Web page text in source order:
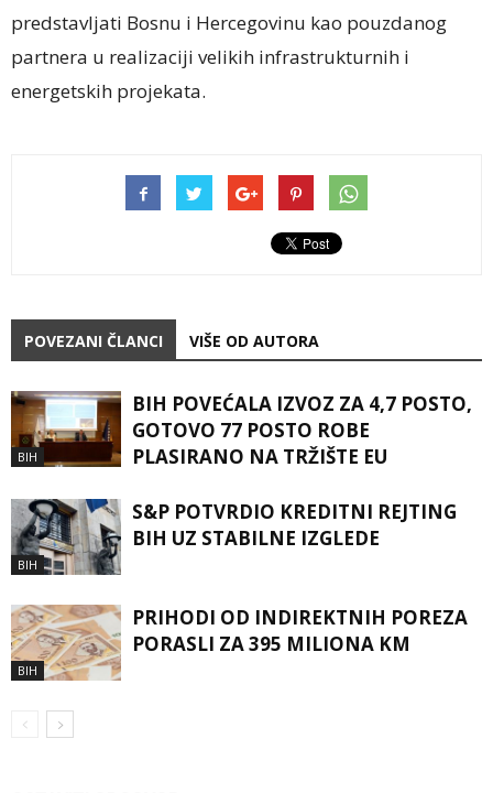
predstavljati Bosnu i Hercegovinu kao pouzdanog
partnera u realizaciji velikih infrastrukturnih i
energetskih projekata.
POVEZANI ČLANCI VIŠE OD AUTORA
BIH
BIH POVEĆALA IZVOZ ZA 4,7 POSTO,
GOTOVO 77 POSTO ROBE
PLASIRANO NA TRŽIŠTE EU
BIH
S&P POTVRDIO KREDITNI REJTING
BIH UZ STABILNE IZGLEDE
BIH
PRIHODI OD INDIREKTNIH POREZA
PORASLI ZA 395 MILIONA KM